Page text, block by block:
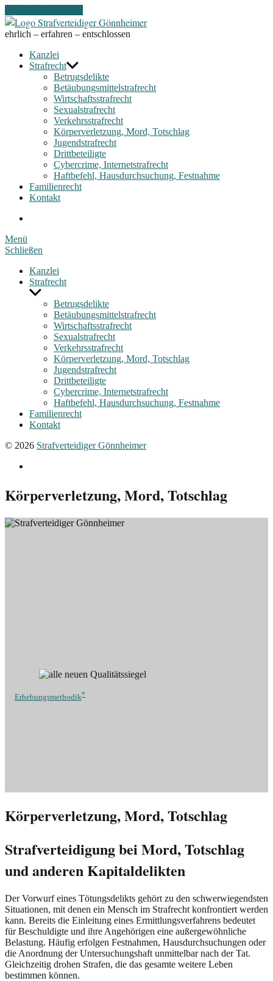
Strafverteidiger
ehrlich – erfahren – entschlossen
Kanzlei
Strafrecht
Betrugsdelikte
Betäubungsmittelstrafrecht
Wirtschaftsstrafrecht
Sexualstrafrecht
Verkehrsstrafrecht
Körperverletzung, Mord, Totschlag
Jugendstrafrecht
Drittbeteiligte
Cybercrime, Internetstrafrecht
Haftbefehl, Hausdurchsuchung, Festnahme
Familienrecht
Kontakt
Menü
Schließen
Kanzlei
Strafrecht
Untermenü
anzeigenBetrugsdelikte
Betäubungsmittelstrafrecht
Wirtschaftsstrafrecht
Sexualstrafrecht
Verkehrsstrafrecht
Körperverletzung, Mord, Totschlag
Jugendstrafrecht
Drittbeteiligte
Cybercrime, Internetstrafrecht
Haftbefehl, Hausdurchsuchung, Festnahme
Familienrecht
Kontakt
© 2026 Strafverteidiger Gönnheimer
Körperverletzung, Mord, Totschlag
Erhebungsmethodik*
Körperverletzung, Mord, Totschlag
Strafverteidigung bei Mord, Totschlag
und anderen Kapitaldelikten
Der Vorwurf eines Tötungsdelikts gehört zu den schwerwiegendsten
Situationen, mit denen ein Mensch im Strafrecht konfrontiert werden
kann. Bereits die Einleitung eines Ermittlungsverfahrens bedeutet
für Beschuldigte und ihre Angehörigen eine außergewöhnliche
Belastung. Häufig erfolgen Festnahmen, Hausdurchsuchungen oder
die Anordnung der Untersuchungshaft unmittelbar nach der Tat.
Gleichzeitig drohen Strafen, die das gesamte weitere Leben
bestimmen können.